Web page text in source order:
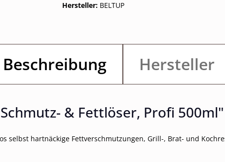
Hersteller: BELTUP
Beschreibung Hersteller
& Fettlöser, Profi 500ml"
selbst hartnäckige Fettverschmutzungen, Grill-, Brat- und